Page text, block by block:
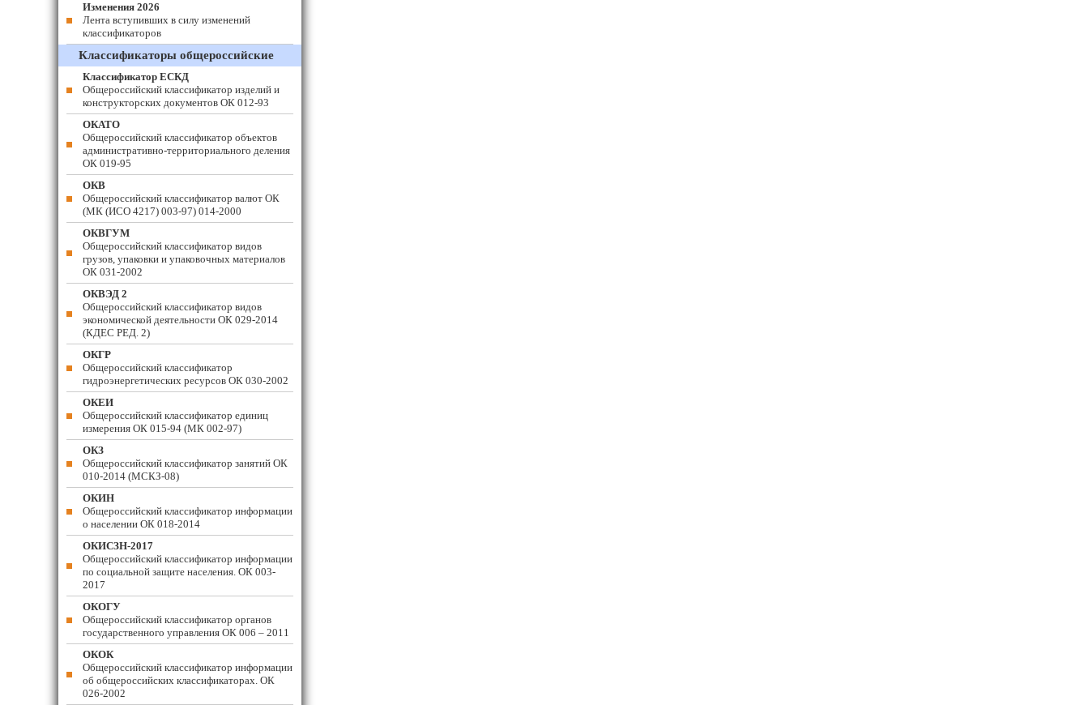
Изменения 2026
Лента вступивших в силу изменений
классификаторов
Классификаторы общероссийские
Классификатор ЕСКД
Общероссийский классификатор изделий и
конструкторских документов ОК 012-93
ОКАТО
Общероссийский классификатор объектов
административно-территориального деления
ОК 019-95
ОКВ
Общероссийский классификатор валют ОК
(МК (ИСО 4217) 003-97) 014-2000
ОКВГУМ
Общероссийский классификатор видов
грузов, упаковки и упаковочных материалов
ОК 031-2002
ОКВЭД 2
Общероссийский классификатор видов
экономической деятельности ОК 029-2014
(КДЕС РЕД. 2)
ОКГР
Общероссийский классификатор
гидроэнергетических ресурсов ОК 030-2002
ОКЕИ
Общероссийский классификатор единиц
измерения ОК 015-94 (МК 002-97)
ОКЗ
Общероссийский классификатор занятий ОК
010-2014 (МСКЗ-08)
ОКИН
Общероссийский классификатор информации
о населении ОК 018-2014
ОКИСЗН-2017
Общероссийский классификатор информации
по социальной защите населения. ОК 003-
2017
ОКОГУ
Общероссийский классификатор органов
государственного управления ОК 006 – 2011
ОКОК
Общероссийский классификатор информации
об общероссийских классификаторах. ОК
026-2002